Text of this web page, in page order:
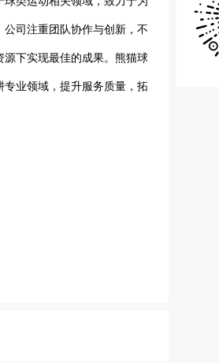
司注重团队协作与创新，不
下实现最佳的成果。熊猫球
业领域，提升服务质量，拓